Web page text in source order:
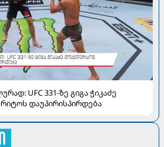
UFC 331-ზე გიგა ჭიკაძე
დაუპირისპირდება